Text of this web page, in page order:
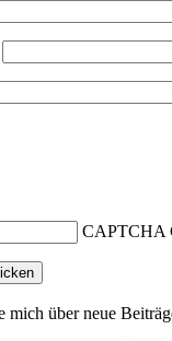
CAPTCHA
mich über neue